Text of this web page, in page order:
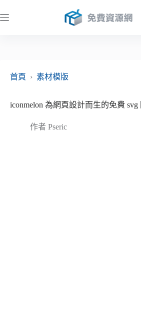
至
首頁
› 素材模版
iconmelon 為網頁設計而生的免費
作者 Pseric